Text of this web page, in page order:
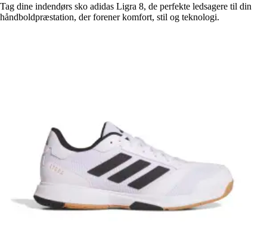
Tag dine indendørs sko adidas Ligra 8, de perfekte ledsagere til din
håndboldpræstation, der forener komfort, stil og teknologi.